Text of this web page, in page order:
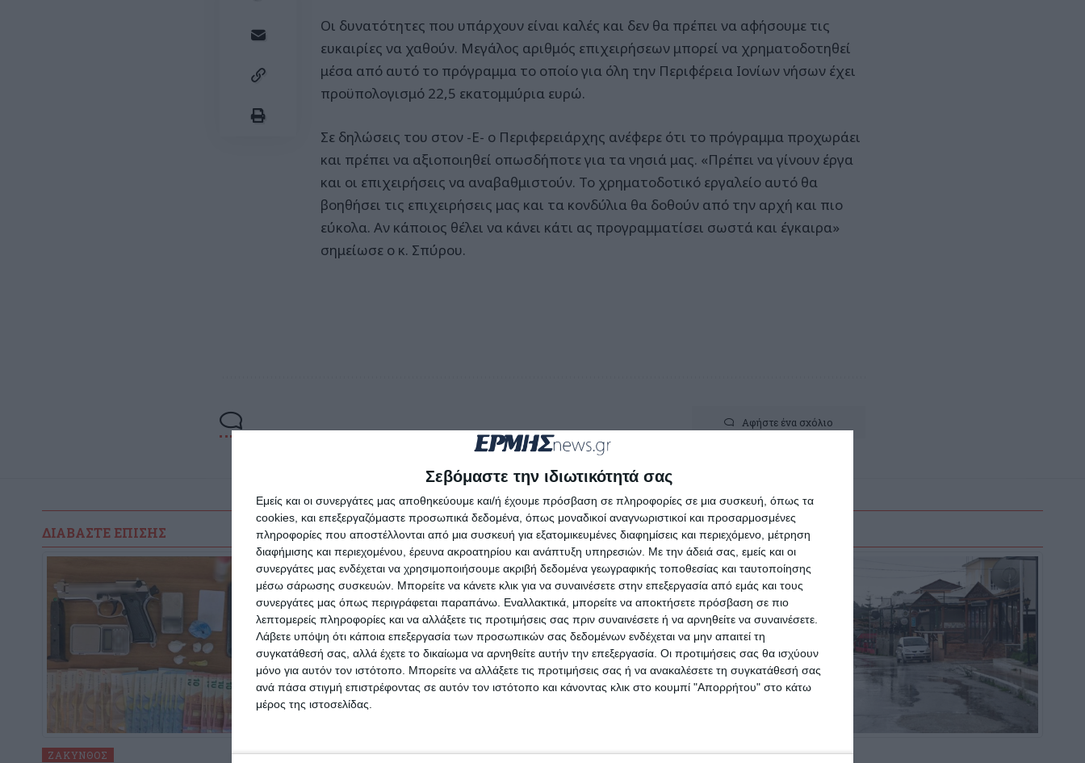
Σεβόμαστε την ιδιωτικότητά σας
Εμείς και οι συνεργάτες μας αποθηκεύουμε και/ή έχουμε πρόσβαση σε πληροφορίες σε μια συσκευή, όπως τα
cookies, και επεξεργαζόμαστε προσωπικά δεδομένα, όπως μοναδικοί αναγνωριστικοί και προσαρμοσμένες
πληροφορίες που αποστέλλονται από μια συσκευή για εξατομικευμένες διαφημίσεις και περιεχόμενο, μέτρηση
διαφήμισης και περιεχομένου, έρευνα ακροατηρίου και ανάπτυξη υπηρεσιών. Με την άδειά σας, εμείς και οι
συνεργάτες μας ενδέχεται να χρησιμοποιήσουμε ακριβή δεδομένα γεωγραφικής τοποθεσίας και ταυτοποίησης
μέσω σάρωσης συσκευών. Μπορείτε να κάνετε κλικ για να συναινέσετε στην επεξεργασία από εμάς και τους
συνεργάτες μας όπως περιγράφεται παραπάνω. Εναλλακτικά, μπορείτε να αποκτήσετε πρόσβαση σε πιο
λεπτομερείς πληροφορίες και να αλλάξετε τις προτιμήσεις σας πριν συναινέσετε ή να αρνηθείτε να συναινέσετε.
Λάβετε υπόψη ότι κάποια επεξεργασία των προσωπικών σας δεδομένων ενδέχεται να μην απαιτεί τη
συγκατάθεσή σας, αλλά έχετε το δικαίωμα να αρνηθείτε αυτήν την επεξεργασία. Οι προτιμήσεις σας θα ισχύουν
μόνο για αυτόν τον ιστότοπο. Μπορείτε να αλλάξετε τις προτιμήσεις σας ή να ανακαλέσετε τη συγκατάθεσή σας
ανά πάσα στιγμή επιστρέφοντας σε αυτόν τον ιστότοπο και κάνοντας κλικ στο κουμπί "Απορρήτου" στο κάτω
μέρος της ιστοσελίδας.
Οι δυνατότητες που υπάρχουν είναι καλές και δεν θα πρέπει να αφήσουμε τις
ευκαιρίες να χαθούν. Μεγάλος αριθμός επιχειρήσεων μπορεί να χρηματοδοτηθεί
μέσα από αυτό το πρόγραμμα το οποίο για όλη την Περιφέρεια Ιονίων νήσων έχει
προϋπολογισμό 22,5 εκατομμύρια ευρώ.
Σε δηλώσεις του στον -Ε- ο Περιφερειάρχης ανέφερε ότι το πρόγραμμα προχωράει
και πρέπει να αξιοποιηθεί οπωσδήποτε για τα νησιά μας. «Πρέπει να γίνουν έργα
και οι επιχειρήσεις να αναβαθμιστούν. Το χρηματοδοτικό εργαλείο αυτό θα
βοηθήσει τις επιχειρήσεις μας και τα κονδύλια θα δοθούν από την αρχή και πιο
εύκολα. Αν κάποιος θέλει να κάνει κάτι ας προγραμματίσει σωστά και έγκαιρα»
σημείωσε ο κ. Σπύρου.
Αφήστε ένα σχόλιο
ΔΙΑΒΆΣΤΕ ΕΠΊΣΗΣ
ΖΆΚΥΝΘΟΣ ΖΆΚΥΝΘΟΣ ΖΆΚΥΝΘΟΣ